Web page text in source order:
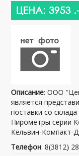
ЦЕНА: 3953
Описание: ООО
является
поставки со
Пирометры серии
Кельвин-Компакт-
Телефон: 8(3812)